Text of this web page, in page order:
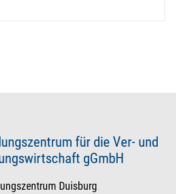
für die Ver- und
gGmbH
Duisburg